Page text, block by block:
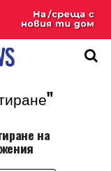
на